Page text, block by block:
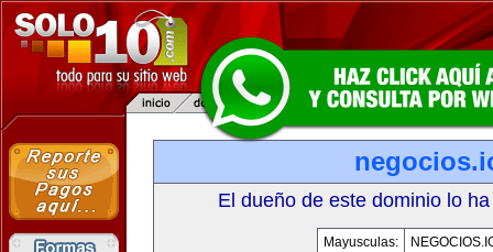
El dueño de este dominio lo
Mayusculas: